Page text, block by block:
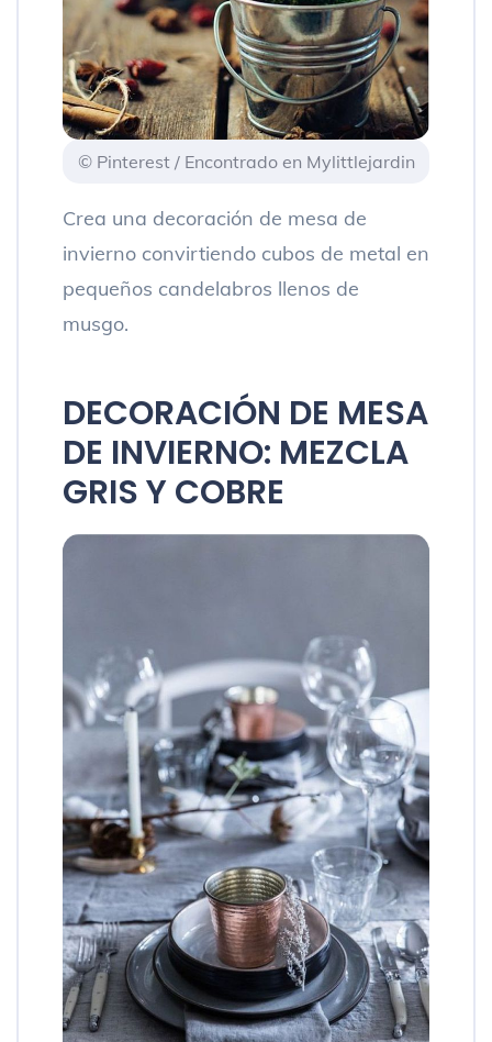
© Pinterest / Encontrado en Mylittlejardin
Crea una decoración de mesa de
invierno convirtiendo cubos de metal en
pequeños candelabros llenos de
musgo.
DECORACIÓN DE MESA
DE INVIERNO: MEZCLA
GRIS Y COBRE